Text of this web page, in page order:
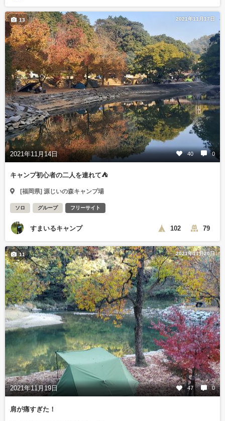
2021年11月17日
2021年11月14日 40 0
13
キャンプ初心者の二人を連れて⛺
[福岡県] 源じいの森キャンプ場
ソロ グループ フリーサイト
すまいるキャンプ 102 79
2021年11月20日
2021年11月19日 47 0
11
肩が痛すぎた！